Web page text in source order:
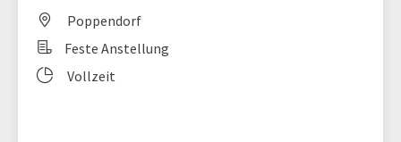
Poppendorf
Feste Anstellung
Vollzeit